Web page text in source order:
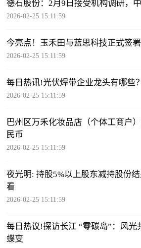
德石股份：2月9日接受机构调研，
2026-02-25 15:11:59
今亮点！玉禾田与蓝思科技正式签
2026-02-25 15:11:59
每日热讯!光伏焊带企业龙头有哪些
2026-02-25 15:11:59
巴州区万禾化妆品店（个体工商户
民币
2026-02-25 15:11:59
夜光明: 持股5%以上股东减持股份
看
2026-02-25 15:11:59
每日热议!探访长江 “零碳岛”：风光共生赋能
蝶变